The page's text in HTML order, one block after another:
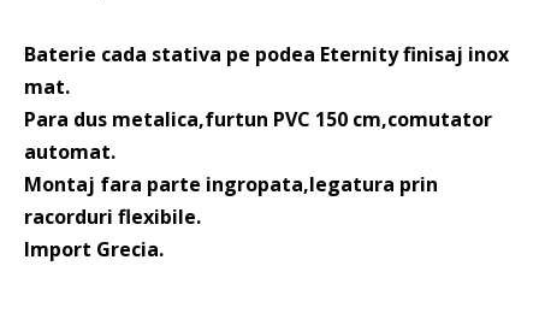
Baterie cada stativa pe podea Eternity finisaj inox
mat.
Para dus metalica,furtun PVC 150 cm,comutator
automat.
Montaj fara parte ingropata,legatura prin
racorduri flexibile.
Import Grecia.